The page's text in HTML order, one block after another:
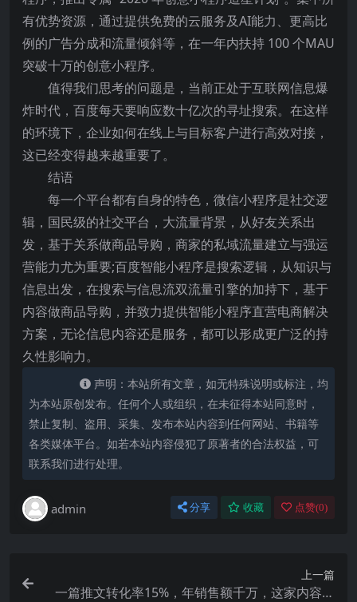
有优势资源，通过提供免费的云服务及AI能力、更高比
例的广告分成和流量倾斜等，在一年内扶持 100 个MAU
突破十万的创意小程序。
值得我们思考的问题是，当前正处于互联网信息爆
炸时代，百度每天要响应数十亿次的寻址搜索。在这样
的环境下，企业如何在线上与目标客户进行高效对接，
这已经变得越来越重要了。
结语
每一个平台都有自身的特色，微信小程序是社交逻
辑，国民级的社交平台，大流量背景，从好友关系出
发，基于关系做商品导购，商家的私域流量建立与强运
营能力尤为重要;百度智能小程序是搜索逻辑，从知识与
信息出发，在搜索与信息流双流量引擎的加持下，基于
内容做商品导购，并致力提供智能小程序直营电商解决
方案，无论信息内容还是服务，都可以形成更广泛的持
久性影响力。
声明：本站所有文章，如无特殊说明或标注，均
为本站原创发布。任何个人或组织，在未征得本站同意时，
禁止复制、盗用、采集、发布本站内容到任何网站、书籍等
各类媒体平台。如若本站内容侵犯了原著者的合法权益，可
联系我们进行处理。
admin 分享 收藏 点赞(0)
上一篇
一篇推文转化率15%，年销售额千万，这家内容电